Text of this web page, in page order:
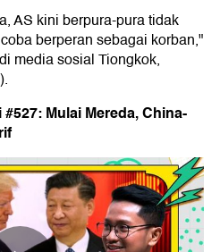
AS kini berpura-pura tidak
berperan sebagai korban,"
media sosial Tiongkok,
Mulai Mereda, China-